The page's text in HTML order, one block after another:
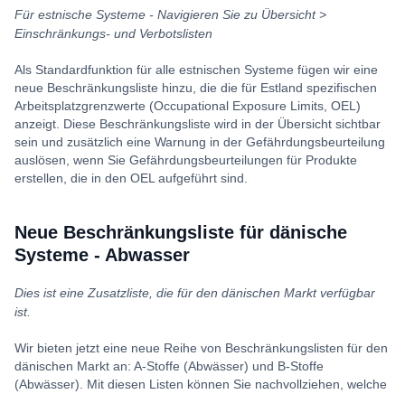
Für estnische Systeme - Navigieren Sie zu Übersicht >
Einschränkungs- und Verbotslisten
Als Standardfunktion für alle estnischen Systeme fügen wir eine
neue Beschränkungsliste hinzu, die die für Estland spezifischen
Arbeitsplatzgrenzwerte (Occupational Exposure Limits, OEL)
anzeigt. Diese Beschränkungsliste wird in der Übersicht sichtbar
sein und zusätzlich eine Warnung in der Gefährdungsbeurteilung
auslösen, wenn Sie Gefährdungsbeurteilungen für Produkte
erstellen, die in den OEL aufgeführt sind.
Neue Beschränkungsliste für dänische
Systeme - Abwasser
Dies ist eine Zusatzliste, die für den dänischen Markt verfügbar
ist.
Wir bieten jetzt eine neue Reihe von Beschränkungslisten für den
dänischen Markt an: A-Stoffe (Abwässer) und B-Stoffe
(Abwässer). Mit diesen Listen können Sie nachvollziehen, welche